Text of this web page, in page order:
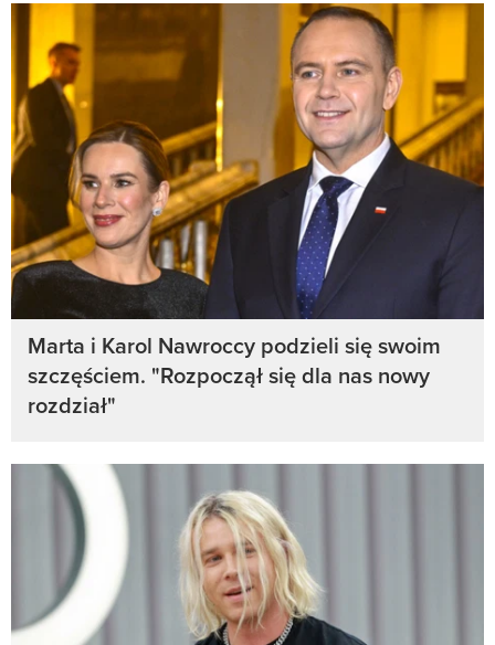
Marta i Karol Nawroccy podzieli się swoim
szczęściem. "Rozpoczął się dla nas nowy
rozdział"